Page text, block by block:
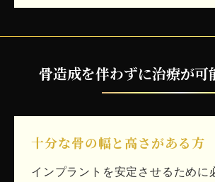
骨造成を伴わずに治療が可
十分な骨の幅と高さがある方
インプラントを安定させるために